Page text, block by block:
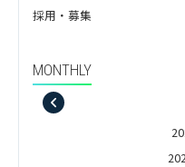
採用・募集
MONTHLY